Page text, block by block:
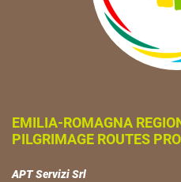
EMILIA-ROMAGNA
PILGRIMAGE ROUTES
APT Servizi Srl